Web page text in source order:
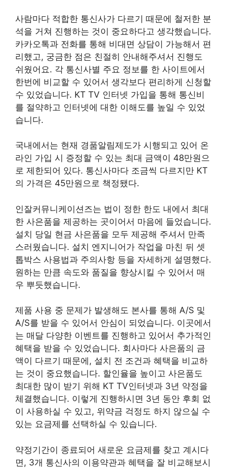
사람마다 적합한 통신사가 다르기 때문에 철저한 분
석을 거쳐 진행하는 것이 중요하다고 생각했습니다.
카카오톡과 전화를 통해 비대면 상담이 가능해서 편
리했고, 궁금한 점은 친절히 안내해주셔서 진행도
쉬웠어요. 각 통신사별 주요 정보를 한 사이트에서
한번에 비교할 수 있어서 생각보다 편리하게 신청할
수 있었습니다. KT TV 인터넷 가입을 통해 통신비
를 절약하고 인터넷에 대한 이해도를 높일 수 있었
습니다.
국내에서는 현재 경품알림제도가 시행되고 있어 온
라인 가입 시 증정할 수 있는 최대 금액이 48만원으
로 제한되어 있다. 통신사마다 조금씩 다르지만 KT
의 가격은 45만원으로 책정됐다.
인잘커뮤니케이션즈는 법이 정한 한도 내에서 최대
한 사은품을 제공하는 곳이어서 마음에 들었습니다.
설치 당일 현금 사은품을 모두 제공해 주셔서 만족
스러웠습니다. 설치 엔지니어가 작업을 마친 뒤 셋
톱박스 사용법과 주의사항 등을 자세하게 설명했다.
원하는 만큼 속도와 품질을 향상시킬 수 있어서 매
우 뿌듯했습니다.
제품 사용 중 문제가 발생해도 본사를 통해 A/S 및
A/S를 받을 수 있어서 안심이 되었습니다. 이곳에서
는 매달 다양한 이벤트를 진행하고 있어서 추가적인
혜택을 받을 수 있었습니다. 회사마다 사은품의 금
액이 다르기 때문에, 설치 전 조건과 혜택을 비교하
는 것이 중요했습니다. 할인율을 높이고 사은품도
최대한 많이 받기 위해 KT TV인터넷과 3년 약정을
체결했습니다. 이렇게 진행하시면 3년 동안 후회 없
이 사용하실 수 있고, 위약금 걱정도 하지 않으실 수
있는 요금제를 선택하실 수 있습니다.
약정기간이 종료되어 새로운 요금제를 찾고 계시다
면, 3개 통신사의 이용약관과 혜택을 잘 비교해보시